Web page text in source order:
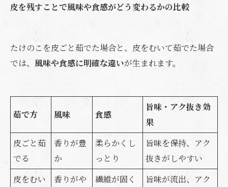
皮を残すことで風味や食感がどう変わるかの比較
たけのこを皮ごと茹でた場合と、皮をむいて茹でた場合
では、 風味や食感に明確な違いが生まれます。
茹で方 風味 食感
旨味・アク抜き効
果
皮ごと茹
でる
香りが豊
か
柔らかくし
っとり
旨味を保持、アク
抜きがしやすい
皮をむい
香りがや
繊維が固く
旨味が流出、アク